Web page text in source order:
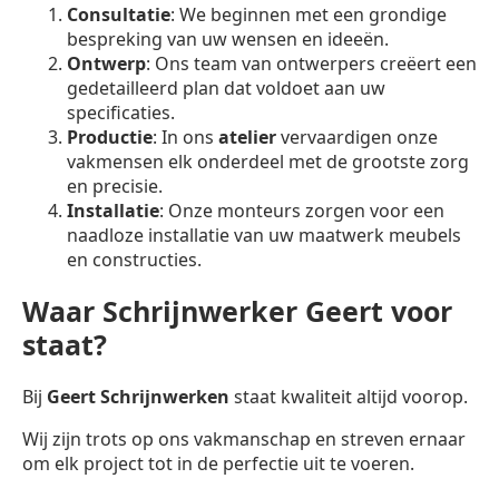
Consultatie: We beginnen met een grondige
bespreking van uw wensen en ideeën.
Ontwerp: Ons team van ontwerpers creëert een
gedetailleerd plan dat voldoet aan uw
specificaties.
Productie: In ons ateliervervaardigen onze
vakmensen elk onderdeel met de grootste zorg
en precisie.
Installatie: Onze monteurs zorgen voor een
naadloze installatie van uw maatwerk meubels
en constructies.
Waar Schrijnwerker Geert voor
staat?
Bij Geert Schrijnwerken staat kwaliteit altijd voorop.
Wij zijn trots op ons vakmanschap en streven ernaar
om elk project tot in de perfectie uit te voeren.